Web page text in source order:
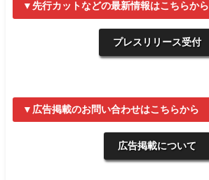
▼先行カットなどの最新情報はこちらから
プレスリリース受付
▼広告掲載のお問い合わせはこちらから
広告掲載について